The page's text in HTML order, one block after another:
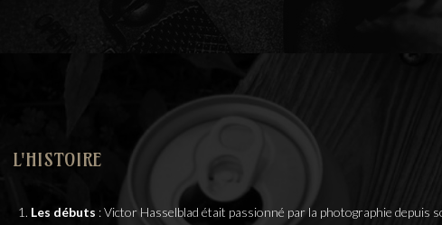
L'HISTOIRE
Les débuts : Victor Hasselblad était passionné par la photographie depuis